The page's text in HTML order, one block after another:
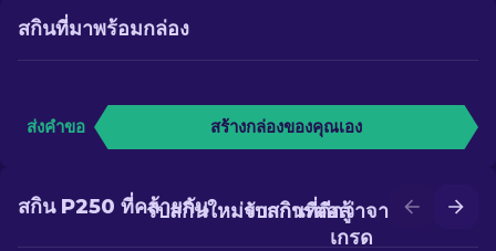
สกินที่มาพร้อมกล่อง
ส่งคำขอ สร้างกล่องของคุณเอง
รับสกินที่ดีกว่าจากการอัป
เกรด
รับสกินใหม่จากการต่อสู้
สกิน P250 ที่คล้ายกัน